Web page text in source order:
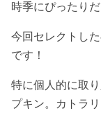
時季にぴったり
今回セレクトし
です！
特に個人的に取
プキン。カトラ